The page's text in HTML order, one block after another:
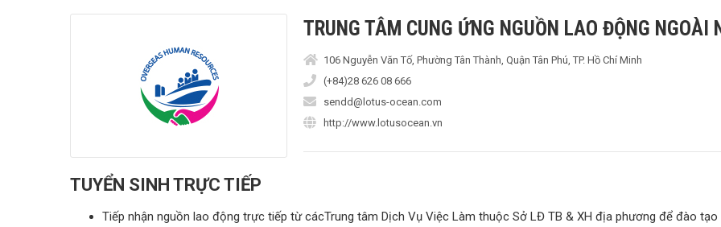
TRUNG TÂM CUNG ỨNG NGUỒN LAO ĐỘNG NGOÀI
106 Nguyễn Văn Tố, Phường Tân Thành, Quận Tân Phú, TP. Hồ Chí Minh
(+84)28 626 08 666
sendd@lotus-ocean.com
http://www.lotusocean.vn
TUYỂN SINH TRỰC TIẾP
Tiếp nhận nguồn lao động trực tiếp từ cácTrung tâm Dịch Vụ Việc Làm thuộc Sở LĐ TB & XH địa phương để đào tạo